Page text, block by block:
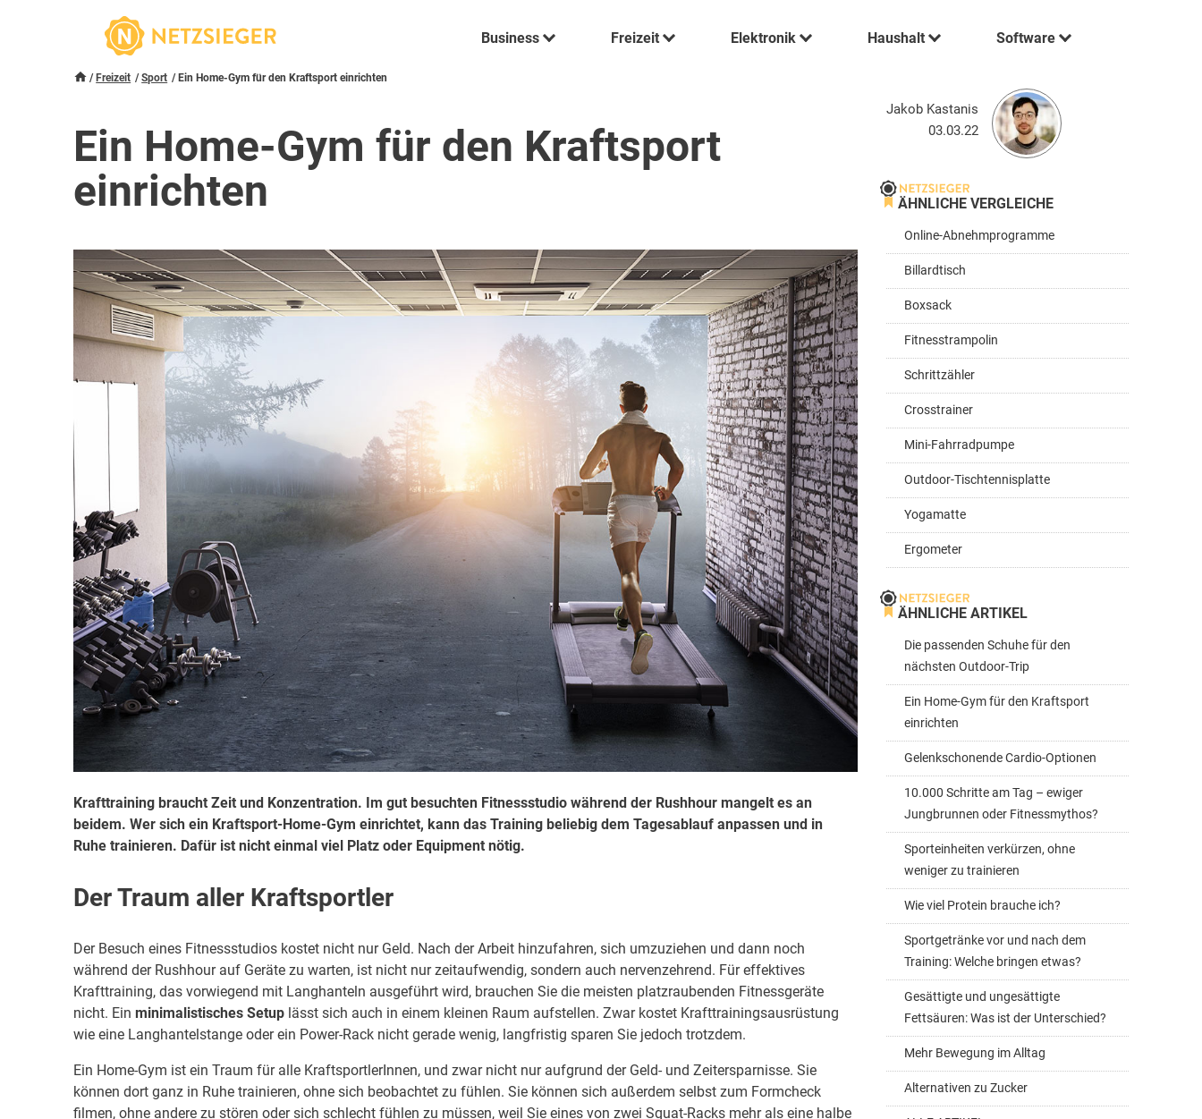
Business Freizeit Elektronik Haushalt Software
Freizeit Sport Ein Home-Gym für den Kraftsport einrichten
Ein Home-Gym für den Kraftsport
einrichten
Krafttraining braucht Zeit und Konzentration. Im gut besuchten Fitnessstudio während der Rushhour mangelt es an
beidem. Wer sich ein Kraftsport-Home-Gym einrichtet, kann das Training beliebig dem Tagesablauf anpassen und in
Ruhe trainieren. Dafür ist nicht einmal viel Platz oder Equipment nötig.
Der Traum aller Kraftsportler
Der Besuch eines Fitnessstudios kostet nicht nur Geld. Nach der Arbeit hinzufahren, sich umzuziehen und dann noch
während der Rushhour auf Geräte zu warten, ist nicht nur zeitaufwendig, sondern auch nervenzehrend. Für effektives
Krafttraining, das vorwiegend mit Langhanteln ausgeführt wird, brauchen Sie die meisten platzraubenden Fitnessgeräte
nicht. Ein minimalistisches Setup lässt sich auch in einem kleinen Raum aufstellen. Zwar kostet Krafttrainingsausrüstung
wie eine Langhantelstange oder ein Power-Rack nicht gerade wenig, langfristig sparen Sie jedoch trotzdem.
Ein Home-Gym ist ein Traum für alle KraftsportlerInnen, und zwar nicht nur aufgrund der Geld- und Zeitersparnisse. Sie
können dort ganz in Ruhe trainieren, ohne sich beobachtet zu fühlen. Sie können sich außerdem selbst zum Formcheck
filmen, ohne andere zu stören oder sich schlecht fühlen zu müssen, weil Sie eines von zwei Squat-Racks mehr als eine halbe
Jakob Kastanis
03.03.22
ÄHNLICHE VERGLEICHE
Online-Abnehmprogramme
Billardtisch
Boxsack
Fitnesstrampolin
Schrittzähler
Crosstrainer
Mini-Fahrradpumpe
Outdoor-Tischtennisplatte
Yogamatte
Ergometer
ÄHNLICHE ARTIKEL
Die passenden Schuhe für den
nächsten Outdoor-Trip
Ein Home-Gym für den Kraftsport
einrichten
Gelenkschonende Cardio-Optionen
10.000 Schritte am Tag – ewiger
Jungbrunnen oder Fitnessmythos?
Sporteinheiten verkürzen, ohne
weniger zu trainieren
Wie viel Protein brauche ich?
Sportgetränke vor und nach dem
Training: Welche bringen etwas?
Gesättigte und ungesättigte
Fettsäuren: Was ist der Unterschied?
Mehr Bewegung im Alltag
Alternativen zu Zucker